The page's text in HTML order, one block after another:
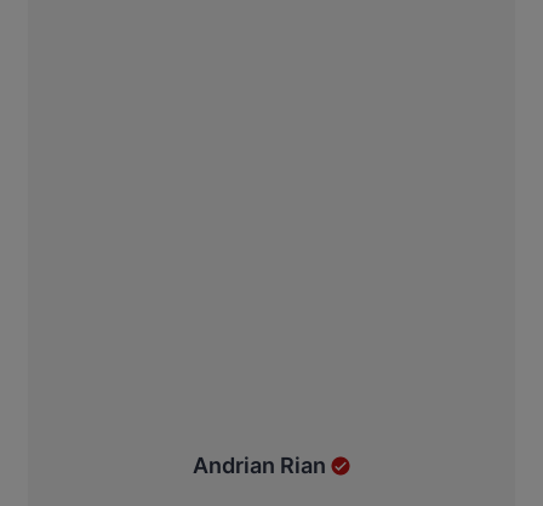
Andrian Rian